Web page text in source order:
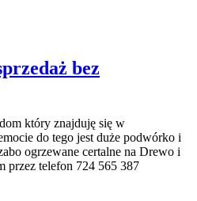
bez
który znajduję się w
do tego jest duże podwórko i
ogrzewane certalne na Drewo i
przez telefon 724 565 387